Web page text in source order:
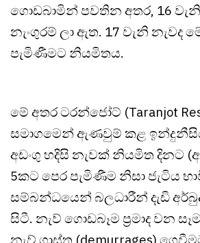
ගොඩබාමින් පවතින අතර, 16
නැංගුරම් ලා ඇත. 17 වැනි නැවද
පැමිණීමට නියමිතය.
මේ අතර ටරන්ජෝට් (Taranjot
සමාගමෙන් ඇණවුම් කළ
අඩංගු හදිසි නැවක් නියමිත දිනට
5කට පෙර පැමිණීම නිසා ජැටිය
සම්බන්ධයෙන් බලධාරීන් දැඩි
සිටී. නැව් ගොඩබෑම ප්‍රමාද වන
නැව් ගාස්තු (demurrages)